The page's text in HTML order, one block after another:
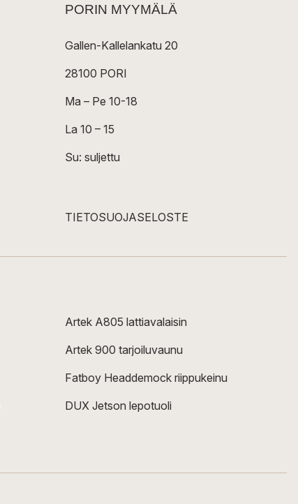
PORIN MYYMÄLÄ
Gallen-Kallelankatu 20
28100 PORI
Ma – Pe 10-18
La 10 – 15
Su: suljettu
TIETOSUOJASELOSTE
Artek A805 lattiavalaisin
Artek 900 tarjoiluvaunu
Fatboy Headdemock riippukeinu
DUX Jetson lepotuoli